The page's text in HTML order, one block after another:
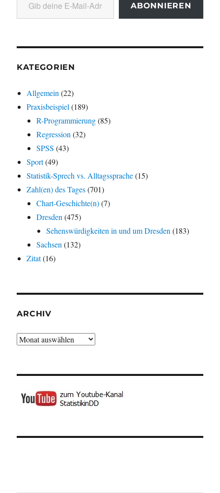
ABONNIEREN
KATEGORIEN
Allgemein (22)
Praxisbeispiel (189)
R-Programmierung(85)
Regression (32)
SPSS (43)
Sport(49)
Statistik-Sprech vs. Alltagssprache(15)
Zahl(en) des Tages(701)
Chart-Geschichte(n)(7)
Dresden (475)
Sehenswürdigkeiten in und um Dresden (183)
Sachsen (132)
Zitat(16)
ARCHIV
Archiv